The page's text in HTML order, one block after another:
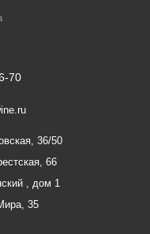
70
36/50
66
, дом 1
35